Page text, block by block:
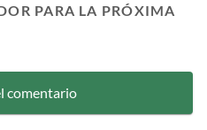
PARA LA PRÓXIMA